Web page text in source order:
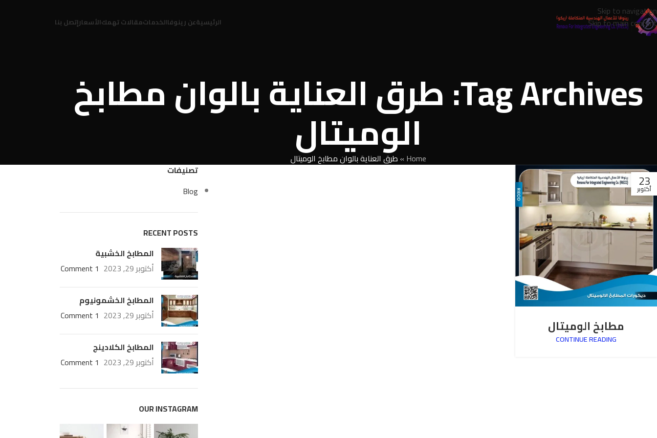
Skip to navigation
Skip to main content
الرئيسيةعن رينوفاالخدماتمقالات تهمكالأسعارإتصل بنا
Tag Archives: طرق العناية بالوان مطابخ
الوميتال
Home
» طرق العناية بالوان مطابخ الوميتال
23
أكتوبر
مطابخ الوميتال
CONTINUE READING
تصنيفات
Blog
RECENT POSTS
المطابخ الخشبية
أكتوبر 29, 2023
1 Comment
المطابخ الخشمونيوم
أكتوبر 29, 2023
1 Comment
المطابخ الكلادينج
أكتوبر 29, 2023
1 Comment
OUR INSTAGRAM